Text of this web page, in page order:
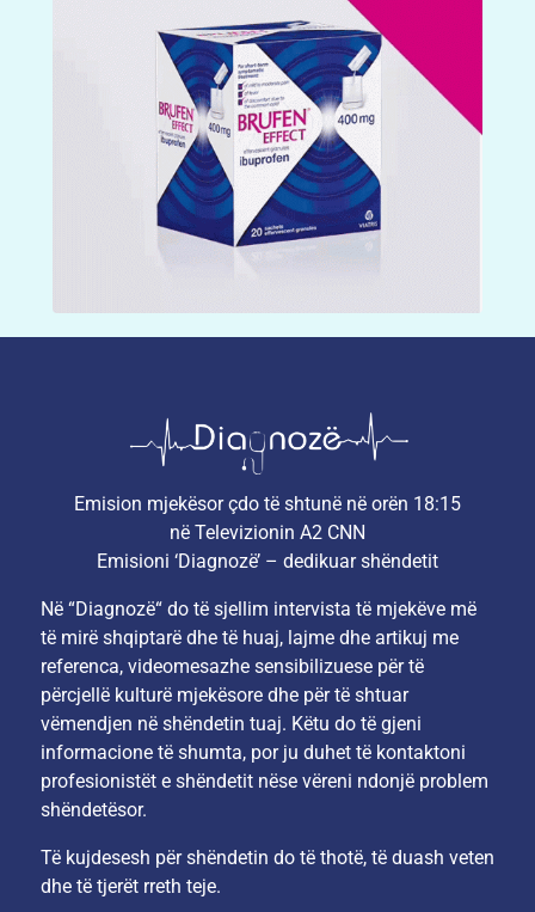
Emision mjekësor çdo të shtunë në orën 18:15
në Televizionin A2 CNN
Emisioni ‘Diagnozë’ – dedikuar shëndetit
Në “Diagnozë“ do të sjellim intervista të mjekëve më
të mirë shqiptarë dhe të huaj, lajme dhe artikuj me
referenca, videomesazhe sensibilizuese për të
përcjellë kulturë mjekësore dhe për të shtuar
vëmendjen në shëndetin tuaj. Këtu do të gjeni
informacione të shumta, por ju duhet të kontaktoni
profesionistët e shëndetit nëse vëreni ndonjë problem
shëndetësor.
Të kujdesesh për shëndetin do të thotë, të duash veten
dhe të tjerët rreth teje.